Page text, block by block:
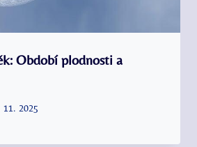
Období plodnosti a
11. 2025